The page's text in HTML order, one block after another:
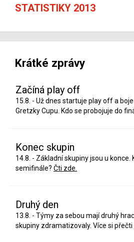
STATISTIKY 2013
Krátké zprávy
Začíná play off
15.8. - Už dnes startuje play off a
Gretzky Cupu. Kdo se probojuje do
Konec skupin
14.8. - Základní skupiny jsou u konce.
semifinále? Čti zde.
Druhý den
13.8. - Týmy za sebou mají druhý
skupiny zdramatizovaly. Více si přečti